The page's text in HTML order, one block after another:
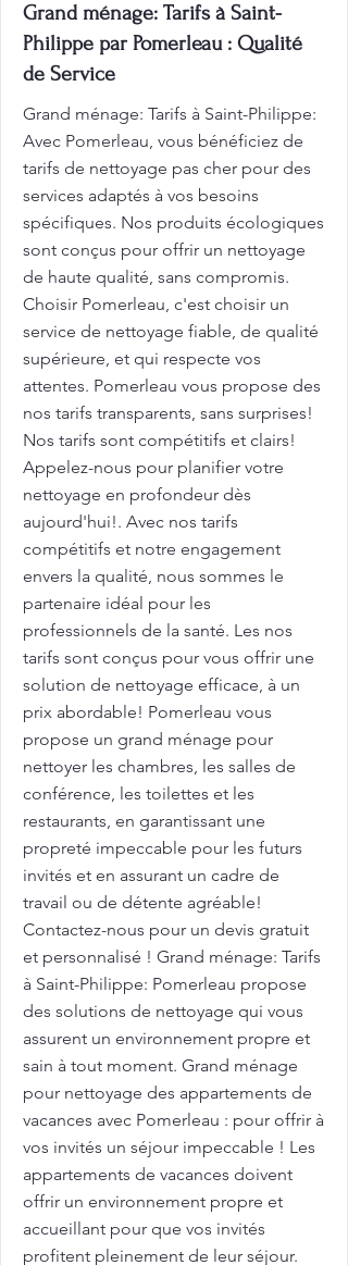
Grand ménage: Tarifs à Saint-
Philippe par Pomerleau : Qualité
de Service
Grand ménage: Tarifs à Saint-Philippe:
Avec Pomerleau, vous bénéficiez de
tarifs de nettoyage pas cher pour des
services adaptés à vos besoins
spécifiques. Nos produits écologiques
sont conçus pour offrir un nettoyage
de haute qualité, sans compromis.
Choisir Pomerleau, c'est choisir un
service de nettoyage fiable, de qualité
supérieure, et qui respecte vos
attentes. Pomerleau vous propose des
nos tarifs transparents, sans surprises!
Nos tarifs sont compétitifs et clairs!
Appelez-nous pour planifier votre
nettoyage en profondeur dès
aujourd'hui!. Avec nos tarifs
compétitifs et notre engagement
envers la qualité, nous sommes le
partenaire idéal pour les
professionnels de la santé. Les nos
tarifs sont conçus pour vous offrir une
solution de nettoyage efficace, à un
prix abordable! Pomerleau vous
propose un grand ménage pour
nettoyer les chambres, les salles de
conférence, les toilettes et les
restaurants, en garantissant une
propreté impeccable pour les futurs
invités et en assurant un cadre de
travail ou de détente agréable!
Contactez-nous pour un devis gratuit
et personnalisé ! Grand ménage: Tarifs
à Saint-Philippe: Pomerleau propose
des solutions de nettoyage qui vous
assurent un environnement propre et
sain à tout moment. Grand ménage
pour nettoyage des appartements de
vacances avec Pomerleau : pour offrir à
vos invités un séjour impeccable ! Les
appartements de vacances doivent
offrir un environnement propre et
accueillant pour que vos invités
profitent pleinement de leur séjour.